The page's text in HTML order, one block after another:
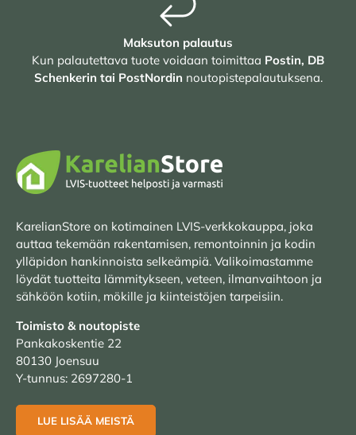
Maksuton palautus
Kun palautettava tuote voidaan toimittaa Postin, DB
Schenkerin tai PostNordin noutopistepalautuksena.
KarelianStore on kotimainen LVIS-verkkokauppa, joka
auttaa tekemään rakentamisen, remontoinnin ja kodin
ylläpidon hankinnoista selkeämpiä. Valikoimastamme
löydät tuotteita lämmitykseen, veteen, ilmanvaihtoon ja
sähköön kotiin, mökille ja kiinteistöjen tarpeisiin.
Toimisto & noutopiste
Pankakoskentie 22
80130 Joensuu
Y-tunnus: 2697280-1
LUE LISÄÄ MEISTÄ